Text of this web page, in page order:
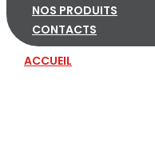
NOS PRODUITS
CONTACTS
ACCUEIL